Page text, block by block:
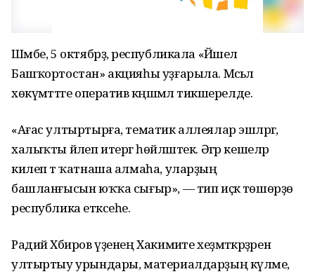
Шәмбе, 5 октябрҙә, республикала «Йәшел
Башҡортостан» акцияһы уҙғарыла. Мәсьәлә
хөкүмәттәге оператив кәңәшмәлә тикшерелде.
«Ағас ултыртырға, тематик аллеялар эшләргә,
халыҡты йәлеп итергә һөйләштек. Әгәр кешеләр
килеп тә ҡатнаша алмаһа, уларҙың
башланғысын юҡҡа сығыр», — тип иҫкә төшөрҙө
республика етәксеһе.
Радий Хәбиров үҙенең Хакимиәте хеҙмәткәрҙәренә
ултыртыу урындары, материалдарҙың күләме,